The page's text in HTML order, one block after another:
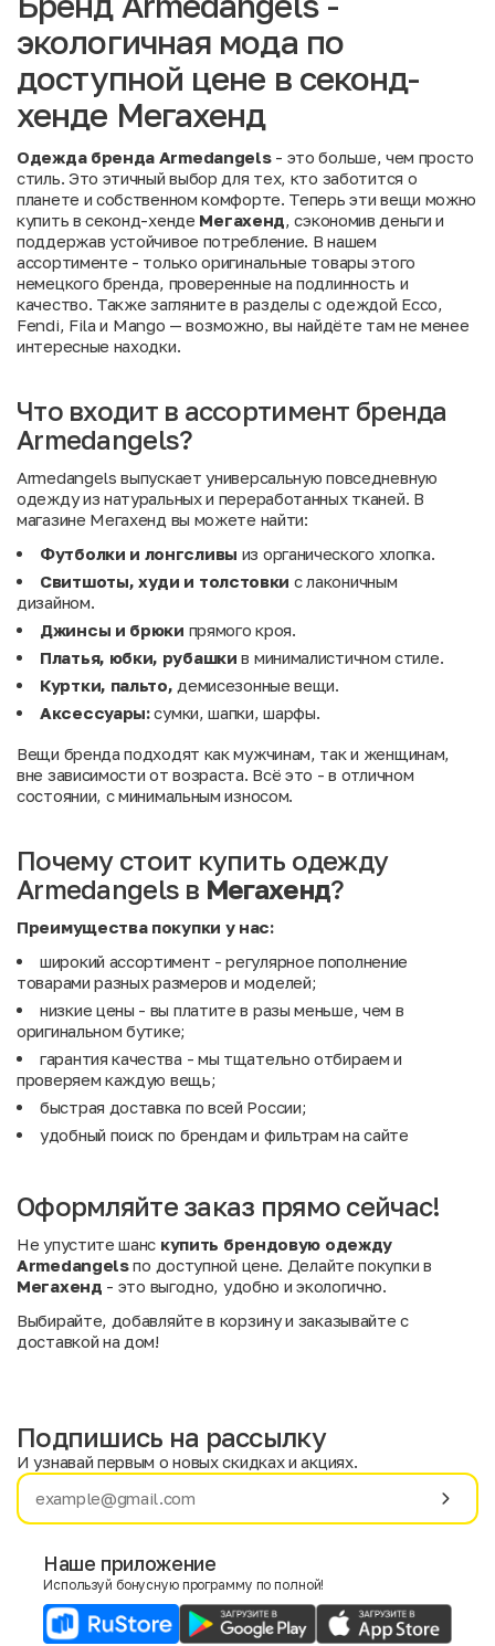
экологичная мода по
доступной цене в секонд-
хенде Мегахенд
Одежда бренда Armedangels- это больше, чем просто
стиль. Это этичный выбор для тех, кто заботится о
планете и собственном комфорте. Теперь эти вещи можно
купить в секонд-хенде Мегахенд, сэкономив деньги и
поддержав устойчивое потребление. В нашем
ассортименте - только оригинальные товары этого
немецкого бренда, проверенные на подлинность и
качество. Также загляните в разделы с одеждой Ecco,
Fendi, Fila и Mango — возможно, вы найдёте там не менее
интересные находки.
Что входит в ассортимент бренда
Armedangels?
Armedangels выпускает универсальную повседневную
одежду из натуральных и переработанных тканей. В
магазине Мегахенд вы можете найти:
Футболки и лонгсливы из органического хлопка.
Свитшоты, худи и толстовки с лаконичным
дизайном.
Джинсы и брюки прямого кроя.
Платья, юбки, рубашкив минималистичном стиле.
Куртки, пальто, демисезонные вещи.
Аксессуары:сумки, шапки, шарфы.
Вещи бренда подходят как мужчинам, так и женщинам,
вне зависимости от возраста. Всё это - в отличном
состоянии, с минимальным износом.
Почему стоит купить одежду
Armedangels в Мегахенд?
Преимущества покупки у нас:
широкий ассортимент - регулярное пополнение
товарами разных размеров и моделей;
низкие цены - вы платите в разы меньше, чем в
оригинальном бутике;
гарантия качества - мы тщательно отбираем и
проверяем каждую вещь;
быстрая доставка по всей России;
удобный поиск по брендам и фильтрам на сайте
Оформляйте заказ прямо сейчас!
Не упустите шанс купить брендовую одежду
Armedangelsпо доступной цене. Делайте покупки в
Мегахенд - это выгодно, удобно и экологично.
Выбирайте, добавляйте в корзину и заказывайте с
доставкой на дом!
Имя
E-mail
Подпишись на рассылку
И узнавай первым о новых скидках и акциях.
Наше приложение
Используй бонусную программу по полной!